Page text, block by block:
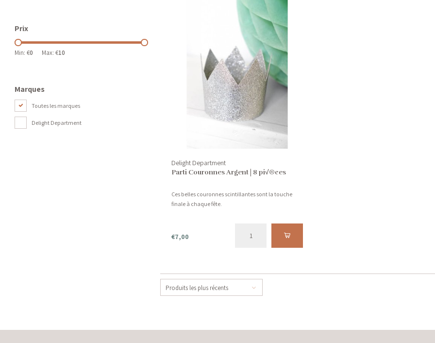
Prix
Min: €0 Max: €10
Marques
Toutes les marques
Delight Department
Delight Department
Parti Couronnes Argent | 8 pi√®ces
Ces belles couronnes scintillantes sont la touche
finale à chaque fête.
€7,00
Produits les plus récents